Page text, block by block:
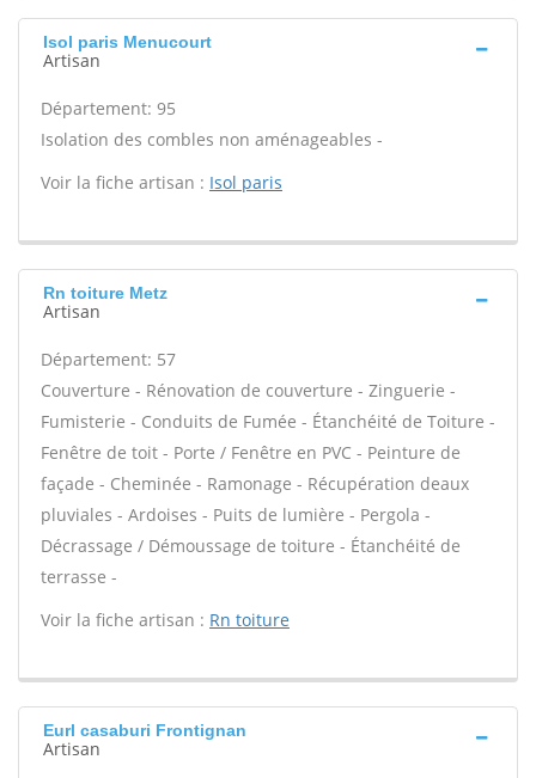
Isol paris Menucourt
Artisan
Département: 95
Isolation des combles non aménageables -
Voir la fiche artisan : Isol paris
Rn toiture Metz
Artisan
Département: 57
Couverture - Rénovation de couverture - Zinguerie -
Fumisterie - Conduits de Fumée - Étanchéité de Toiture -
Fenêtre de toit - Porte / Fenêtre en PVC - Peinture de
façade - Cheminée - Ramonage - Récupération deaux
pluviales - Ardoises - Puits de lumière - Pergola -
Décrassage / Démoussage de toiture - Étanchéité de
terrasse -
Voir la fiche artisan : Rn toiture
Eurl casaburi Frontignan
Artisan